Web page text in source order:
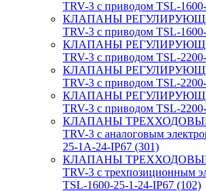
TRV-3 с приводом TSL-
КЛАПАНЫ
TRV-3 с приводом TSL-
КЛАПАНЫ
TRV-3 с приводом TSL-
КЛАПАНЫ
TRV-3 с приводом TSL-
КЛАПАНЫ
TRV-3 с приводом TSL-
КЛАПАНЫ
TRV-3 с аналоговым
25-1А-24-IP67 (301)
КЛАПАНЫ
TRV-3 с трехпозиционным
TSL-1600-25-1-24-IP67 (102)